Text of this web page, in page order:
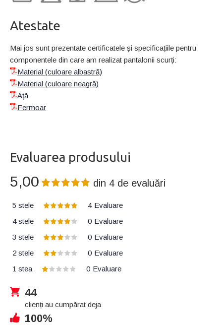
Atestate
Mai jos sunt prezentate certificatele și specificațiile pentru
componentele din care am realizat pantalonii scurți:
Material (culoare albastră)
Material (culoare neagră)
Ață
Fermoar
Evaluarea produsului
5,00 din 4 de evaluări
5 stele 4 Evaluare
4 stele
0 Evaluare
3 stele
0 Evaluare
2 stele
0 Evaluare
1 stea
0 Evaluare
44
clienți au cumpărat deja
100%